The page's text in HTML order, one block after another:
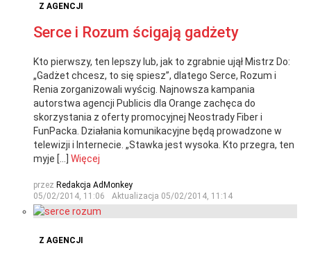
Z AGENCJI
Serce i Rozum ścigają gadżety
Kto pierwszy, ten lepszy lub, jak to zgrabnie ujął Mistrz Do:
„Gadżet chcesz, to się spiesz”, dlatego Serce, Rozum i
Renia zorganizowali wyścig. Najnowsza kampania
autorstwa agencji Publicis dla Orange zachęca do
skorzystania z oferty promocyjnej Neostrady Fiber i
FunPacka. Działania komunikacyjne będą prowadzone w
telewizji i Internecie. „Stawka jest wysoka. Kto przegra, ten
myje […] Więcej
przez Redakcja AdMonkey
05/02/2014, 11:06
Aktualizacja 05/02/2014, 11:14
Z AGENCJI